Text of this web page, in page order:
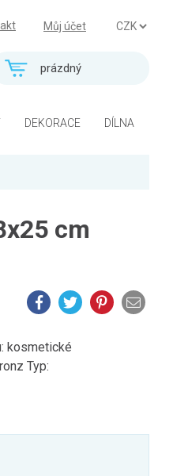
Můj účet
prázdný
DEKORACE DÍLNA
cm
kosmetické
Typ: